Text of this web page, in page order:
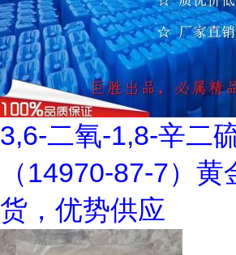
3,6-二氧-1,8-辛二
（14970-87-7）
货，优势供应